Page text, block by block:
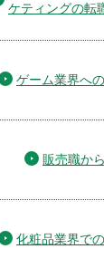
ケティングの転
ゲーム業界へ
販売職か
化粧品業界で